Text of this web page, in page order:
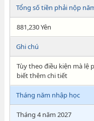
Tổng số tiền phải nộp
881,230 Yên
Ghi chú
Tùy theo điều kiện mà lệ
biết thêm chi tiết
Tháng năm nhập học
Tháng 4 năm 2027